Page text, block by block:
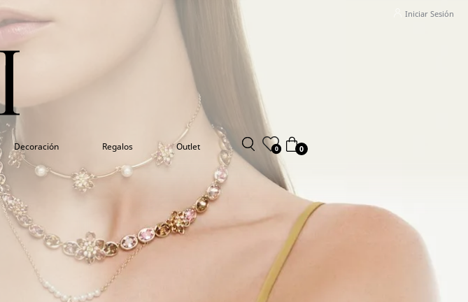
Iniciar Sesión
Decoración Regalos Outlet 0 0